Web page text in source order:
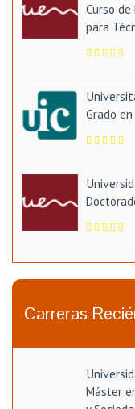
Curso
para
Grado
Carreras
Máster